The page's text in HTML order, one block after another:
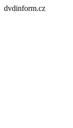
dvdinform.cz